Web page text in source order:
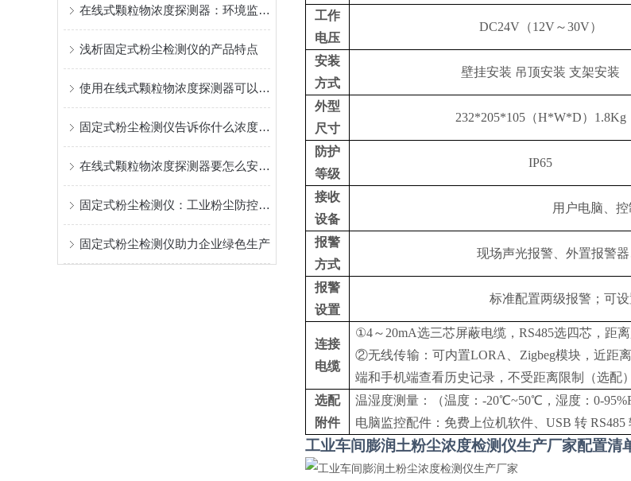
在线式颗粒物浓度探测器：环境监测与工业生产的关键工具
浅析固定式粉尘检测仪的产品特点
使用在线式颗粒物浓度探测器可以带来明显的效果
固定式粉尘检测仪告诉你什么浓度的粉尘才算合格？
在线式颗粒物浓度探测器要怎么安装？
固定式粉尘检测仪：工业粉尘防控的核心监测装备
固定式粉尘检测仪助力企业绿色生产
工作
电压
DC24V（12V～30V）
安装
方式
壁挂安装 吊顶安装 支架安装
外型
尺寸
232*205*105（H*W*D） 1.8Kg
防护
等级
IP65
接收
设备
用户电脑、控
报警
方式
现场声光报警、外置报警
报警
设置
标准配置两级报警；可
连接
电缆
①4～20mA选三芯屏蔽电缆，RS485选四芯，距
②无线传输：可内置LORA、Zigbeg模块，近距
端和手机端查看历史记录，不受距离限制（选配）
选配
附件
温湿度测量：（温度： -20℃~50℃，湿度：0-
电脑监控配件：免费上位机软件、 USB 转
工业车间膨润土粉尘浓度检测仪生产厂家配置清